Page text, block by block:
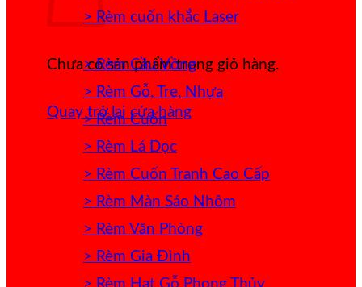
Chưa có sản phẩm trong giỏ hàng.
Quay trở lại cửa hàng
> Rèm cuốn khắc Laser
> Rèm Cầu Vồng
> Rèm Gỗ, Tre, Nhựa
> Rèm Cuốn
> Rèm Lá Dọc
> Rèm Cuốn Tranh Cao Cấp
> Rèm Màn Sáo Nhôm
> Rèm Văn Phòng
> Rèm Gia Đình